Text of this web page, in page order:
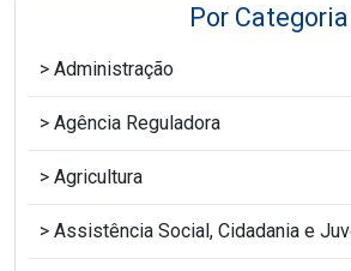
Por Categoria
Administração
Agência Reguladora
Agricultura
Assistência Social, Cidadania e